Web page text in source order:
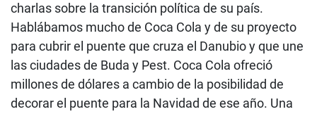
charlas sobre la transición política de su país.
Hablábamos mucho de Coca Cola y de su proyecto
para cubrir el puente que cruza el Danubio y que une
las ciudades de Buda y Pest. Coca Cola ofreció
millones de dólares a cambio de la posibilidad de
decorar el puente para la Navidad de ese año. Una